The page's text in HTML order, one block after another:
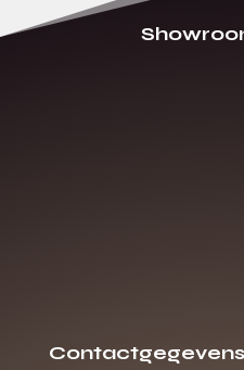
Contactgegevens